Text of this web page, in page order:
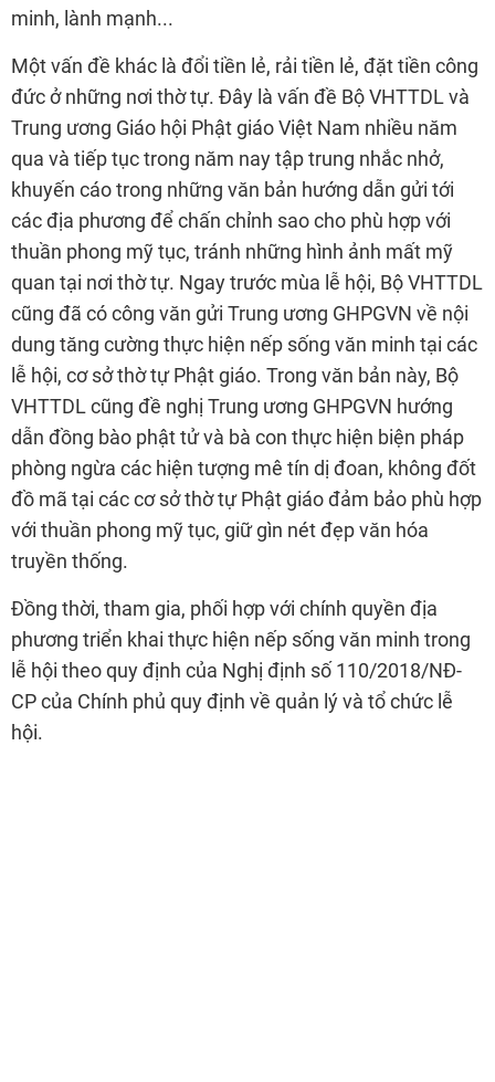
minh, lành mạnh...
Một vấn đề khác là đổi tiền lẻ, rải tiền lẻ, đặt tiền công
đức ở những nơi thờ tự. Đây là vấn đề Bộ VHTTDL và
Trung ương Giáo hội Phật giáo Việt Nam nhiều năm
qua và tiếp tục trong năm nay tập trung nhắc nhở,
khuyến cáo trong những văn bản hướng dẫn gửi tới
các địa phương để chấn chỉnh sao cho phù hợp với
thuần phong mỹ tục, tránh những hình ảnh mất mỹ
quan tại nơi thờ tự. Ngay trước mùa lễ hội, Bộ VHTTDL
cũng đã có công văn gửi Trung ương GHPGVN về nội
dung tăng cường thực hiện nếp sống văn minh tại các
lễ hội, cơ sở thờ tự Phật giáo. Trong văn bản này, Bộ
VHTTDL cũng đề nghị Trung ương GHPGVN hướng
dẫn đồng bào phật tử và bà con thực hiện biện pháp
phòng ngừa các hiện tượng mê tín dị đoan, không đốt
đồ mã tại các cơ sở thờ tự Phật giáo đảm bảo phù hợp
với thuần phong mỹ tục, giữ gìn nét đẹp văn hóa
truyền thống.
Đồng thời, tham gia, phối hợp với chính quyền địa
phương triển khai thực hiện nếp sống văn minh trong
lễ hội theo quy định của Nghị định số 110/2018/NĐ-
CP của Chính phủ quy định về quản lý và tổ chức lễ
hội.